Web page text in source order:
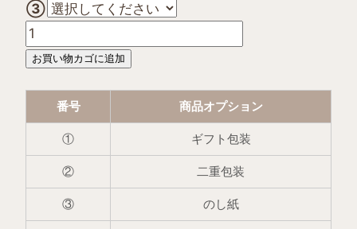
③
お買い物カゴに追加
番号 商品オプション
① ギフト包装
② 二重包装
③ のし紙